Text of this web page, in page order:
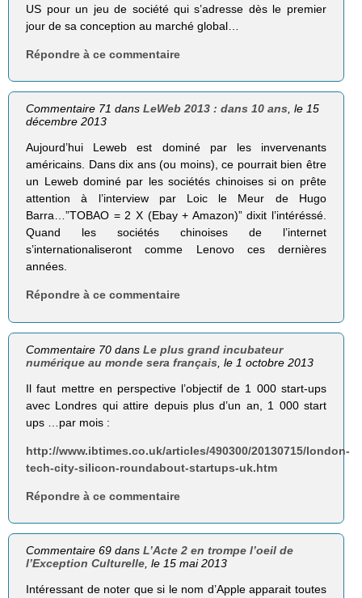
US pour un jeu de société qui s’adresse dès le premier
jour de sa conception au marché global…
Répondre à ce commentaire
Commentaire 71 dansLeWeb 2013 : dans 10 ans, le 15
décembre 2013
Aujourd’hui Leweb est dominé par les invervenants
américains. Dans dix ans (ou moins), ce pourrait bien être
un Leweb dominé par les sociétés chinoises si on prête
attention à l’interview par Loic le Meur de Hugo
Barra…”TOBAO = 2 X (Ebay + Amazon)” dixit l’intéréssé.
Quand les sociétés chinoises de l’internet
s’internationaliseront comme Lenovo ces dernières
années.
Répondre à ce commentaire
Commentaire 70 dansLe plus grand incubateur
numérique au monde sera français , le 1 octobre 2013
Il faut mettre en perspective l’objectif de 1 000 start-ups
avec Londres qui attire depuis plus d’un an, 1 000 start
ups …par mois :
http://www.ibtimes.co.uk/articles/490300/20130715/london-
tech-city-silicon-roundabout-startups-uk.htm
Répondre à ce commentaire
Commentaire 69 dansL’Acte 2 en trompe l’oeil de
l’Exception Culturelle , le 15 mai 2013
Intéressant de noter que si le nom d’Apple apparait toutes